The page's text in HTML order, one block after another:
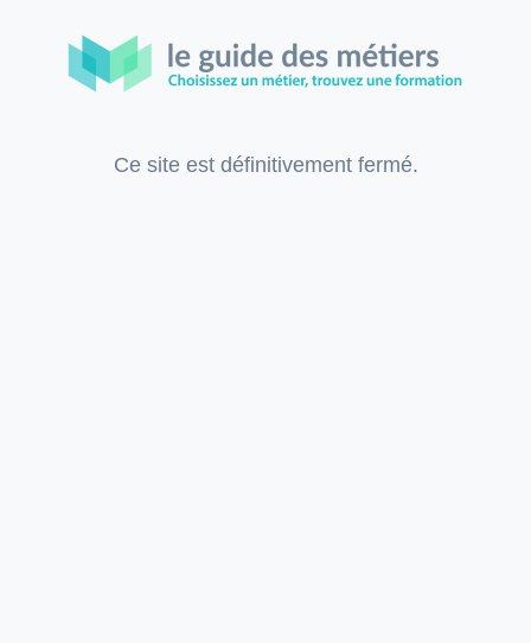
Ce site est définitivement fermé.